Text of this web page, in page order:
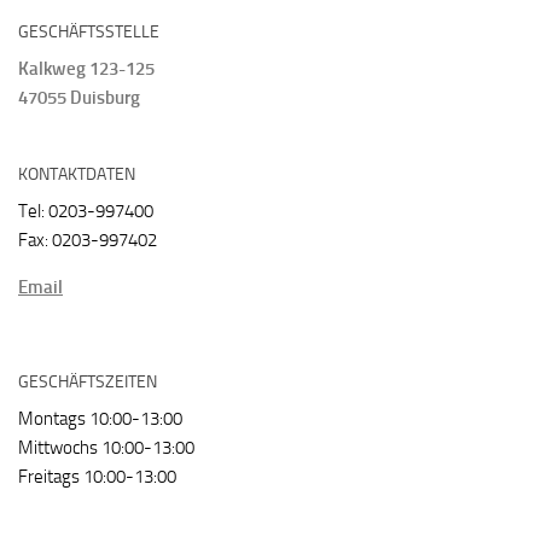
GESCHÄFTSSTELLE
Kalkweg 123-125
47055 Duisburg
KONTAKTDATEN
Tel: 0203-997400
Fax: 0203-997402
Email
GESCHÄFTSZEITEN
Montags 10:00-13:00
Mittwochs 10:00-13:00
Freitags 10:00-13:00